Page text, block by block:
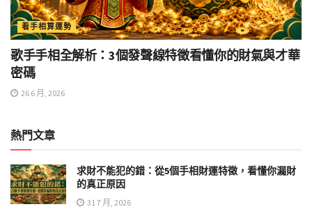
看手相算運勢
歌手手相全解析：3個發聲線特徵看懂你的財氣與才華
密碼
26 6 月, 2026
熱門文章
求財不能犯的錯：從5個手相財運特徵，看懂你漏財
的真正原因
31 7 月, 2026